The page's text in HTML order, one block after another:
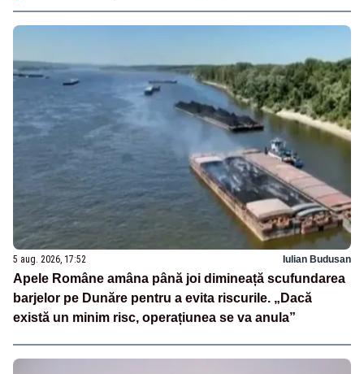
5 aug. 2026, 17:52 Iulian Budusan
Apele Române amâna până joi dimineață scufundarea
barjelor pe Dunăre pentru a evita riscurile. „Dacă
există un minim risc, operațiunea se va anula”